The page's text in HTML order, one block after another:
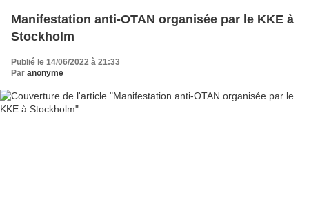
Manifestation anti-OTAN organisée par le KKE à
Stockholm
Publié le 14/06/2022 à 21:33
Par anonyme